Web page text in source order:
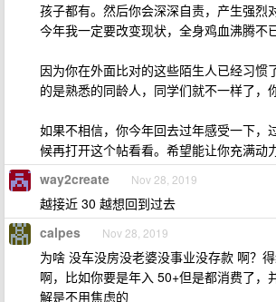
孩子都有。然后你会深深自责，产生强烈
今年我一定要改变现状，全身鸡血沸腾不已
因为你在外面比对的这些陌生人已经习惯
的是熟悉的同龄人，同学们就不一样了，
如果不相信，你今年回去过年感受一下，
候再打开这个帖看看。希望能让你充满动
way2create Nov 28, 2019
越接近 30 越想回到过去
calpes Nov 28, 2019
为啥 没车没房没老婆没事业没存款 啊？
啊，比如你要是年入 50+但是都消费了，
解是不用焦虑的